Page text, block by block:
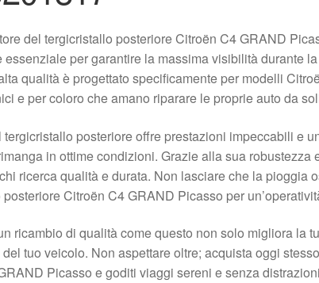
del tergicristallo posteriore Citroën C4 GRAND
essenziale per garantire la massima visibilità durante
qualità è progettato specificamente per modelli
e per coloro che amano riparare le proprie auto da
tergicristallo posteriore offre prestazioni impeccabili e
in ottime condizioni. Grazie alla sua robustezza
ricerca qualità e durata. Non lasciare che la pioggia
Citroën C4 GRAND Picasso per
ricambio di qualità come questo non solo migliora la
tuo veicolo. Non aspettare oltre; acquista oggi
Picasso e goditi viaggi sereni e senza